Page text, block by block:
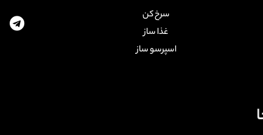
سرخ کن
غذا ساز
اسپرسو ساز